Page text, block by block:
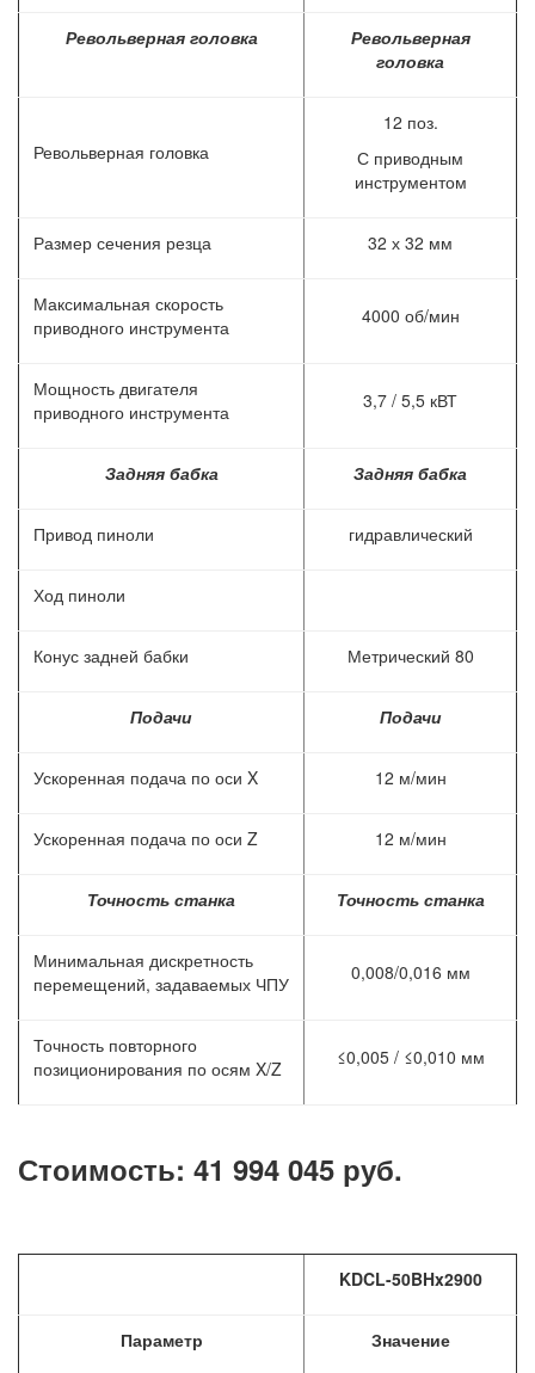
Револьверная головка
Револьверная
головка
Револьверная головка
12 поз.
С приводным
инструментом
Размер сечения резца 32 х 32 мм
Максимальная скорость
приводного инструмента
4000 об/мин
Мощность двигателя
приводного инструмента
3,7 / 5,5 кВТ
Задняя бабка Задняя бабка
Привод пиноли гидравлический
Ход пиноли
Конус задней бабки Метрический 80
Подачи Подачи
Ускоренная подача по оси X 12 м/мин
Ускоренная подача по оси Z 12 м/мин
Точность станка Точность станка
Минимальная дискретность
перемещений, задаваемых ЧПУ
0,008/0,016 мм
Точность повторного
позиционирования по осям X/Z
≤0,005 / ≤0,010 мм
Стоимость: 41 994 045 руб.
KDCL-50BHx2900
Параметр Значение